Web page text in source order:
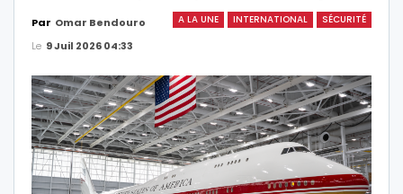
A LA UNE INTERNATIONAL SÉCURITÉ
Par Omar Bendouro
Le 9 Juil 2026 04:33